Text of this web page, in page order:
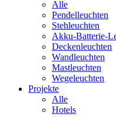
Alle
Pendelleuchten
Stehleuchten
Akku-Batterie-
Deckenleuchten
Wandleuchten
Mastleuchten
Wegeleuchten
Projekte
Alle
Hotels